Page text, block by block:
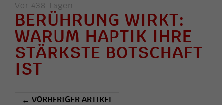
Vor 438 Tagen
BERÜHRUNG WIRKT:
WARUM HAPTIK IHRE
STÄRKSTE BOTSCHAFT
IST
← VORHERIGER ARTIKEL